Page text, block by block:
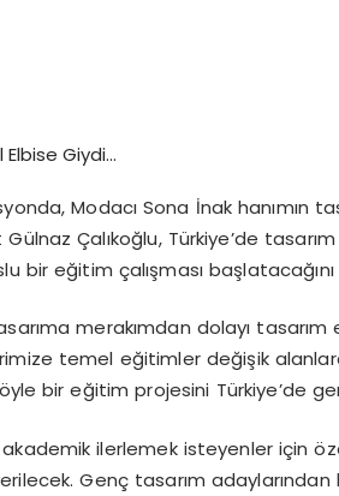
Modacı Sona İnak hanımın
Çalıkoğlu, Türkiye’de
bir eğitim çalışması
merakımdan dolayı
temel eğitimler değişik
bir eğitim projesini Türkiye’de
ilerlemek isteyenler için
Genç tasarım adaylarından